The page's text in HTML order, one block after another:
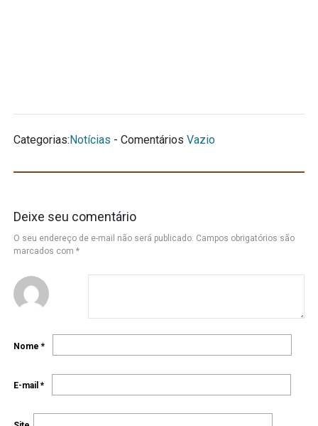
Categorias: Notícias - Comentários Vazio
Deixe seu comentário
O seu endereço de e-mail não será publicado. Campos obrigatórios são
marcados com *
Nome *
E-mail *